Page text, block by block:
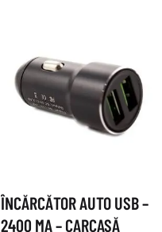
ÎNCĂRCĂTOR AUTO USB –
2400 MA – CARCASĂ